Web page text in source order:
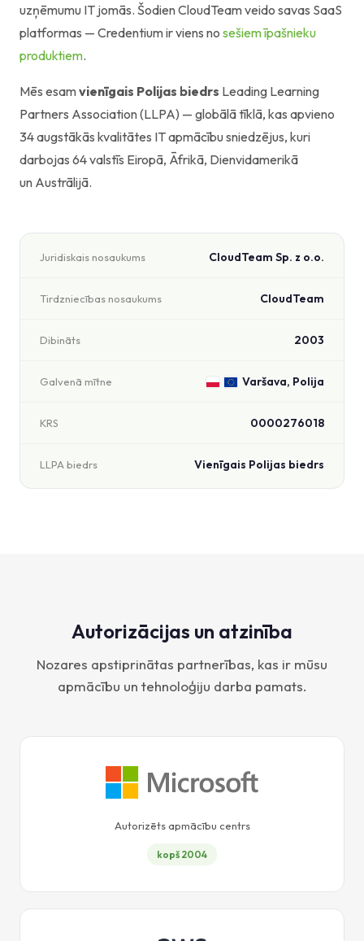
uzņēmumu IT jomās. Šodien CloudTeam veido savas SaaS
platformas — Credentium ir viens no sešiem īpašnieku
produktiem.
Mēs esamvienīgais Polijas biedrs Leading Learning
Partners Association (LLPA) — globālā tīklā, kas apvieno
34 augstākās kvalitātes IT apmācību sniedzējus, kuri
darbojas 64 valstīs Eiropā, Āfrikā, Dienvidamerikā
un Austrālijā.
Juridiskais nosaukums CloudTeam Sp. z o.o.
Tirdzniecības nosaukums CloudTeam
Dibināts 2003
Galvenā mītne Varšava, Polija
KRS 0000276018
LLPA biedrs Vienīgais Polijas biedrs
Autorizācijas un atzinība
Nozares apstiprinātas partnerības, kas ir mūsu
apmācību un tehnoloģiju darba pamats.
Autorizēts apmācību centrs
kopš 2004